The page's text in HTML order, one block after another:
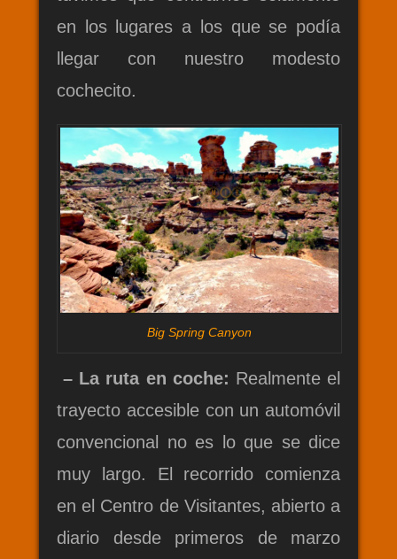
en los lugares a los que se podía
llegar con nuestro modesto
cochecito.
Big Spring Canyon
– La ruta en coche: Realmente el
trayecto accesible con un automóvil
convencional no es lo que se dice
muy largo. El recorrido comienza
en el Centro de Visitantes, abierto a
diario desde primeros de marzo